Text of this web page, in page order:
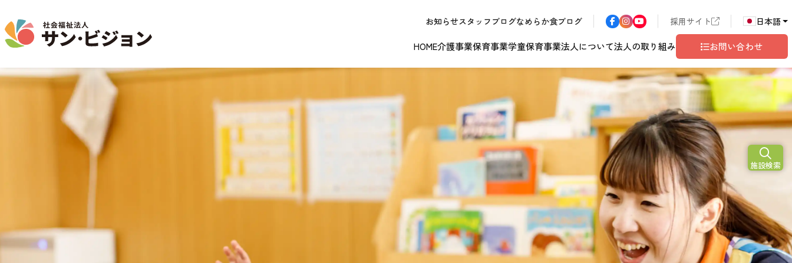
お知らせスタッフブログなめらか食ブログ 採用サイト 日本語
HOME介護事業
介護事業
江南エリア 岐阜エリア 長野エリア 東京都世田谷
複数条件検索
保育事業
保育事業
ジョイフル守山保育園 ジョイフルドーム前こども園 ジョイフル多治見こども園
サン・サンこども園
グレイスフル塩尻
学童保育事業
学童保育事業
サン・サンスクール
東山公園
法人について
法人について
法人概要 / 組織図 理念 / クレド ロゴマークの由来
法人の取り組み
法人の取り組み
活動報告 ノーリフティングポリシー 介護記録システム 地域共生
お問い合わせ
お問い合わせ
お問い合わせ一覧
ボランティアに関する
退職者実務経歴書
発行申請
ハラスメント
相談窓口
NEW OPEN
2026年
10月
開設予定
通所介護
施設検索